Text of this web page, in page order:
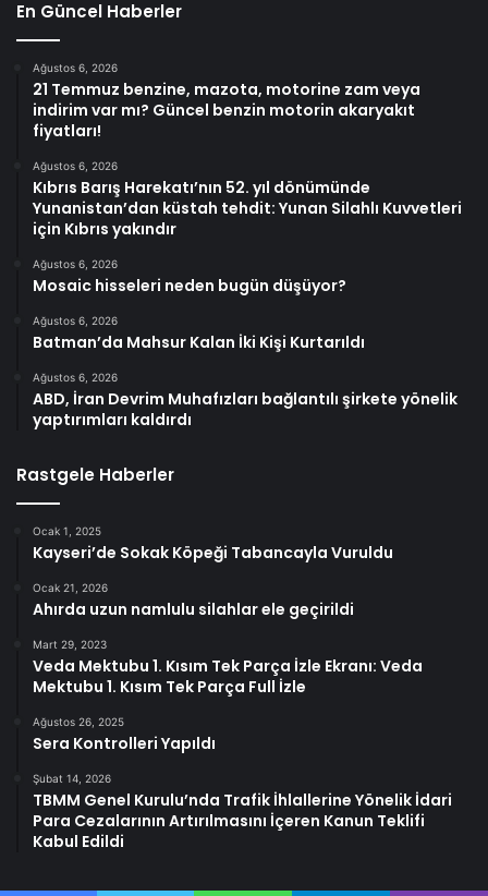
En Güncel Haberler
Ağustos 6, 2026
21 Temmuz benzine, mazota, motorine zam veya
indirim var mı? Güncel benzin motorin akaryakıt
fiyatları!
Ağustos 6, 2026
Kıbrıs Barış Harekatı’nın 52. yıl dönümünde
Yunanistan’dan küstah tehdit: Yunan Silahlı Kuvvetleri
için Kıbrıs yakındır
Ağustos 6, 2026
Mosaic hisseleri neden bugün düşüyor?
Ağustos 6, 2026
Batman’da Mahsur Kalan İki Kişi Kurtarıldı
Ağustos 6, 2026
ABD, İran Devrim Muhafızları bağlantılı şirkete yönelik
yaptırımları kaldırdı
Rastgele Haberler
Ocak 1, 2025
Kayseri’de Sokak Köpeği Tabancayla Vuruldu
Ocak 21, 2026
Ahırda uzun namlulu silahlar ele geçirildi
Mart 29, 2023
Veda Mektubu 1. Kısım Tek Parça İzle Ekranı: Veda
Mektubu 1. Kısım Tek Parça Full İzle
Ağustos 26, 2025
Sera Kontrolleri Yapıldı
Şubat 14, 2026
TBMM Genel Kurulu’nda Trafik İhlallerine Yönelik İdari
Para Cezalarının Artırılmasını İçeren Kanun Teklifi
Kabul Edildi